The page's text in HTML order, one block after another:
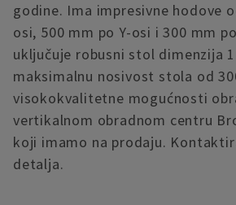
godine. Ima impresivne hodove
osi, 500 mm po Y-osi i 300 mm
uključuje robusni stol dimenzija
maksimalnu nosivost stola od
visokokvalitetne mogućnosti
vertikalnom obradnom centru
koji imamo na prodaju.
detalja.